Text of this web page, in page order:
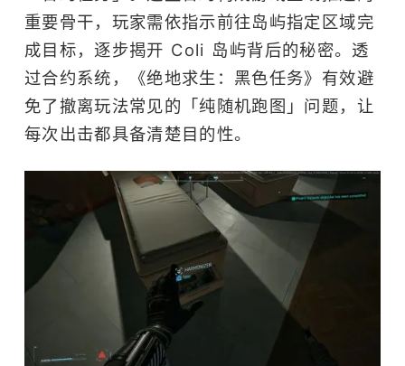
重要骨干，玩家需依指示前往岛屿指定区域完
成目标，逐步揭开 Coli 岛屿背后的秘密。透
过合约系统，《绝地求生：黑色任务》有效避
免了撤离玩法常见的「纯随机跑图」问题，让
每次出击都具备清楚目的性。